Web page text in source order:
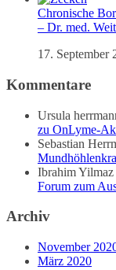
Chronische
– Dr. med.
17. September
Kommentare
Ursula
zu OnLyme-
Sebastian
Ibrahim Yilmaz
Forum zum
Archiv
November
März 2020